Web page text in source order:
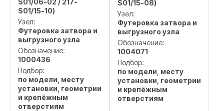
S01/06-02 / 217-
S01/15-10)
Узел:
Футеровка затвора и
выгрузного узла
Обозначение:
1000436
Подбор:
по модели, месту
установки, геометрии
и крепёжным
отверстиям
S01/15-08)
Узел:
Футеровка затвора и
выгрузного узла
Обозначение:
1004071
Подбор:
по модели, месту
установки, геометрии
и крепёжным
отверстиям